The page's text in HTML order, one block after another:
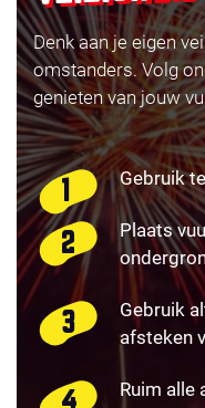
Denk aan je eigen
omstanders. Volg
genieten van jouw
Gebruik
Plaats
Gebruik
afsteken
Ruim alle